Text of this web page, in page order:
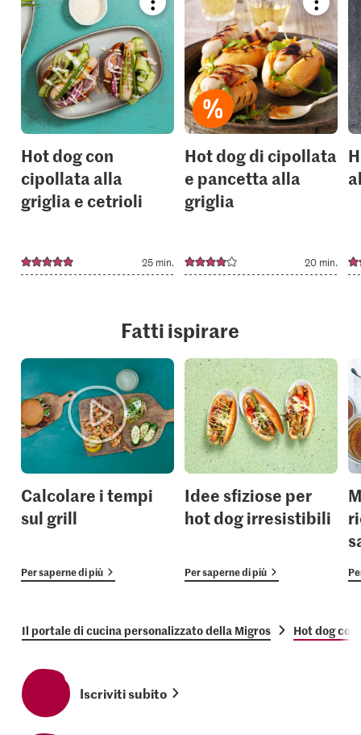
Bookmark
recipe
or
add
it
to
your
collections.
Hot dog con
cipollata alla
griglia e cetrioli
25 min.
recipe
or
add
it
to
your
Hot dog di cipollata
e pancetta alla
griglia
20 min.
Fatti ispirare
Calcolare i tempi
sul grill
Per saperne di più
Idee sfiziose per
hot dog irresistibili
Per saperne di più
Il portale di cucina personalizzato della Migros Hot dog
Iscriviti subito